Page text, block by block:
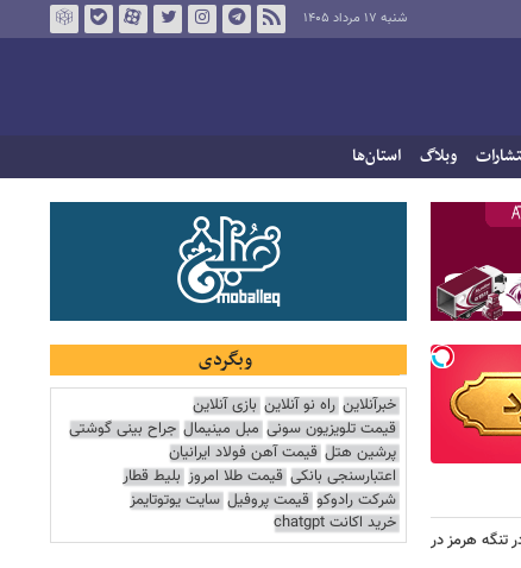
شنبه ۱۷ مرداد ۱۴۰۵
وبلاگ استان‌ها
تنگه هرمز در
وبگردی
خبرآنلاین راه نو آنلاین بازی آنلاین
قیمت تلویزیون سونی مبل مینیمال جراح بینی گوشتی
پرشین هتل قیمت آهن فولاد ایرانیان
اعتبارسنجی بانکی قیمت طلا امروز بلیط قطار
شرکت رادوکو قیمت پروفیل سایت یوتوتایمز
خرید اکانت chatgpt